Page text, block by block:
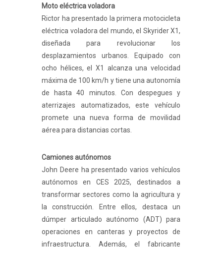
Moto eléctrica voladora
Rictor ha presentado la primera motocicleta
eléctrica voladora del mundo, el Skyrider X1,
diseñada para revolucionar los
desplazamientos urbanos. Equipado con
ocho hélices, el X1 alcanza una velocidad
máxima de 100 km/h y tiene una autonomía
de hasta 40 minutos. Con despegues y
aterrizajes automatizados, este vehículo
promete una nueva forma de movilidad
aérea para distancias cortas.
Camiones autónomos
John Deere ha presentado varios vehículos
autónomos en CES 2025, destinados a
transformar sectores como la agricultura y
la construcción. Entre ellos, destaca un
dúmper articulado autónomo (ADT) para
operaciones en canteras y proyectos de
infraestructura. Además, el fabricante